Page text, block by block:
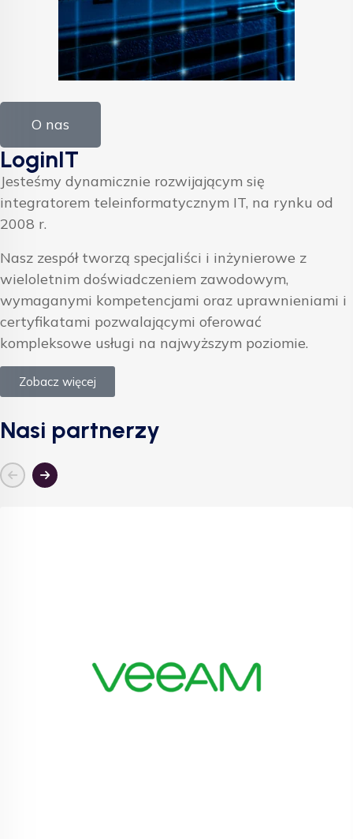
O nas
LoginIT
Jesteśmy dynamicznie rozwijającym się
integratorem teleinformatycznym IT, na rynku od
2008 r.
Nasz zespół tworzą specjaliści i inżynierowe z
wieloletnim doświadczeniem zawodowym,
wymaganymi kompetencjami oraz uprawnieniami i
certyfikatami pozwalającymi oferować
kompleksowe usługi na najwyższym poziomie.
Zobacz więcej
Nasi partnerzy